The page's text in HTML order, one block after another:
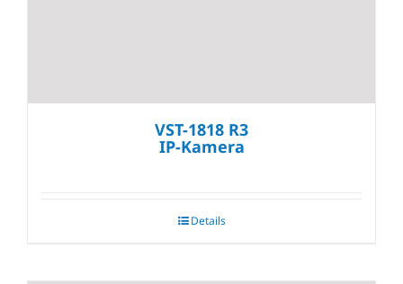
VST-1818 R3
IP-Kamera
Details